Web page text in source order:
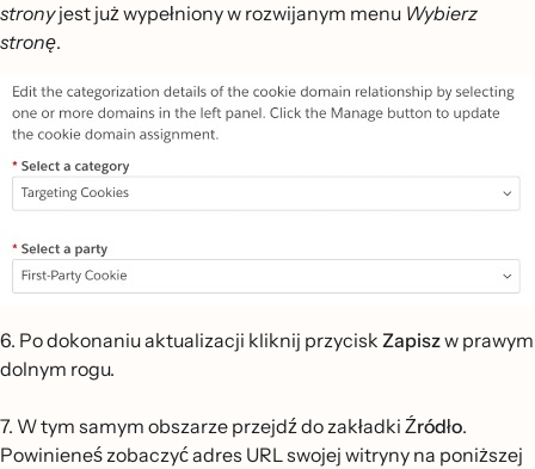
stronyjest już wypełniony w rozwijanym menu Wybierz
stronę.
6. Po dokonaniu aktualizacji kliknij przycisk Zapiszw prawym
dolnym rogu.
7. W tym samym obszarze przejdź do zakładki Źródło.
Powinieneś zobaczyć adres URL swojej witryny na poniższej